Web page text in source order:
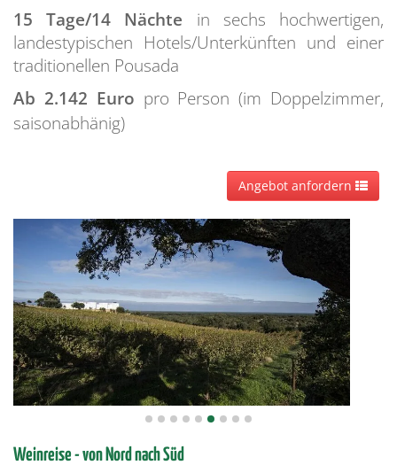
15 Tage/14 Nächte in sechs hochwertigen,
landestypischen Hotels/Unterkünften und einer
traditionellen Pousada
Ab 2.142 Euro pro Person (im Doppelzimmer,
saisonabhänig)
Angebot anfordern
Weinreise - von Nord nach Süd